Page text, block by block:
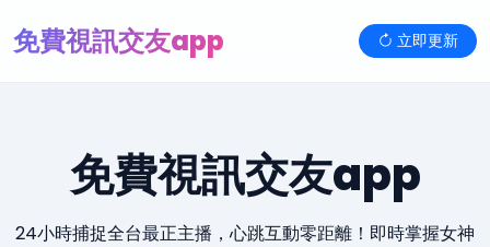
免費視訊交友app 立即更新
免費視訊交友app
24小時捕捉全台最正主播，心跳互動零距離！即時掌握女神